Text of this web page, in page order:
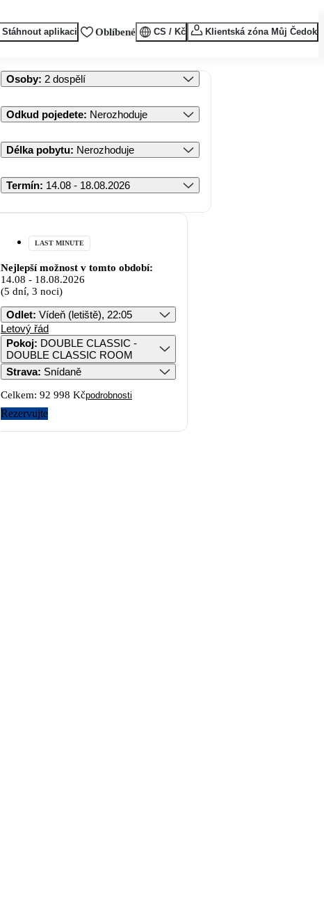
Stáhnout aplikaci Oblíbené CS / Kč Klientská zóna Můj Čedok
Osoby: 2 dospělí
Odkud pojedete: Nerozhoduje
Délka pobytu: Nerozhoduje
Termín: 14.08 - 18.08.2026
LAST MINUTE
Nejlepší možnost v tomto období:
14.08 - 18.08.2026
(5 dní, 3 noci)
Odlet: Vídeň (letiště), 22:05
Letový řád
Pokoj: DOUBLE CLASSIC -
DOUBLE CLASSIC ROOM
Strava: Snídaně
Celkem: 92 998 Kčpodrobnosti
Rezervujte